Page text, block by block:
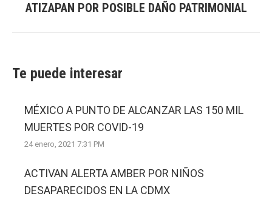
post:
ATIZAPAN POR POSIBLE DAÑO PATRIMONIAL
Te puede interesar
MÉXICO A PUNTO DE ALCANZAR LAS 150 MIL
MUERTES POR COVID-19
24 enero, 2021 7:31 PM
ACTIVAN ALERTA AMBER POR NIÑOS
DESAPARECIDOS EN LA CDMX